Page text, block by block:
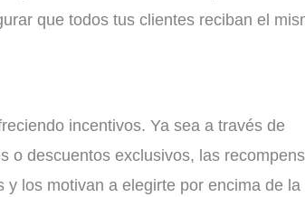
que todos tus clientes reciban el
incentivos. Ya sea a través de
o descuentos exclusivos, las
los motivan a elegirte por encima de la